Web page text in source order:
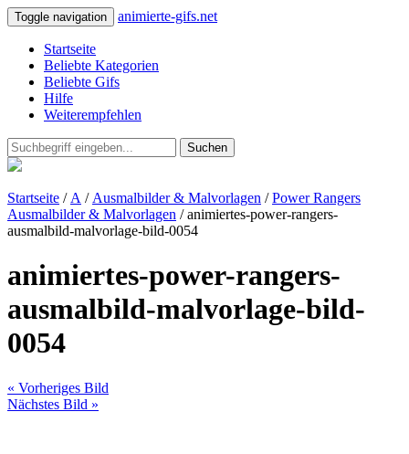
Toggle navigation animierte-gifs.net
Startseite
Beliebte Kategorien
Beliebte Gifs
Hilfe
Weiterempfehlen
Suchen
Startseite / A / Ausmalbilder & Malvorlagen /Power Rangers
Ausmalbilder & Malvorlagen / animiertes-power-rangers-
ausmalbild-malvorlage-bild-0054
animiertes-power-rangers-
ausmalbild-malvorlage-bild-
0054
« Vorheriges Bild
Nächstes Bild »